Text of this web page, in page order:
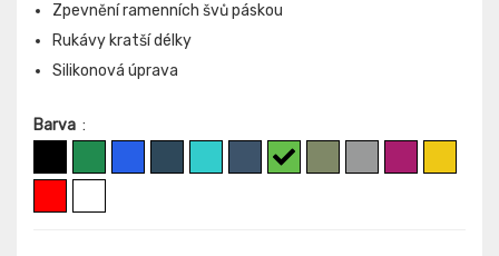
Zpevnění ramenních švů páskou
Rukávy kratší délky
Silikonová úprava
Barva :